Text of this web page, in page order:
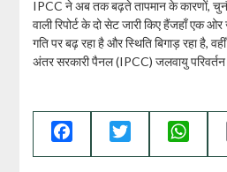
IPCC ने अब तक बढ़ते तापमान के कारणों,
वाली रिपोर्ट के दो सेट जारी किए हैंजहाँ एक
गति पर बढ़ रहा है और स्थिति बिगाड़ रहा है,
अंतर सरकारी पैनल (IPCC) जलवायु परिवर्तन
Facebook Twitter